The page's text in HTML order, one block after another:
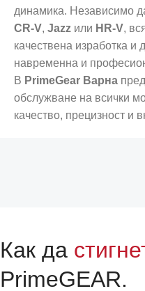
динамика. Независимо
CR-V, Jazz или HR-V,
качествена изработка и
навременна и
В PrimeGear Варна
обслужване на всички
качество, прецизност и
Как да
PrimeGEAR.